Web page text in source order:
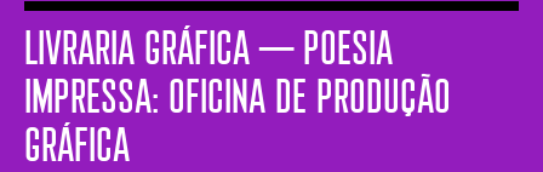
LIVRARIA GRÁFICA ─ Poesia
impressa: oficina de produção
gráfica